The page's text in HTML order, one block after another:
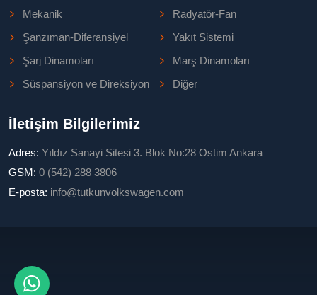
Mekanik
Radyatör-Fan
Şanzıman-Diferansiyel
Yakıt Sistemi
Şarj Dinamoları
Marş Dinamoları
Süspansiyon ve Direksiyon
Diğer
İletişim Bilgilerimiz
Adres: Yıldız Sanayi Sitesi 3. Blok No:28 Ostim Ankara
GSM: 0 (542) 288 3806
E-posta: info@tutkunvolkswagen.com